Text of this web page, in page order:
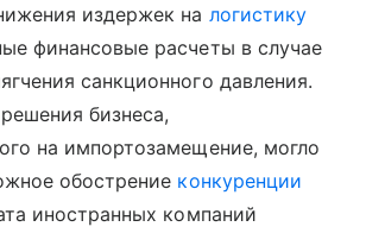
издержек на логистику
финансовые расчеты в случае
санкционного давления.
бизнеса,
на импортозамещение, могло
обострение конкуренции
иностранных компаний